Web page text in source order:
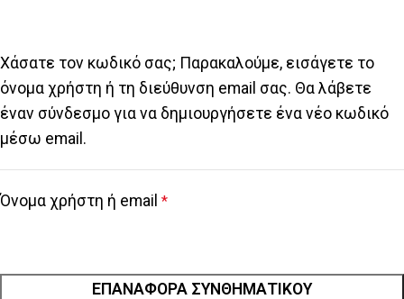
Χάσατε τον κωδικό σας; Παρακαλούμε, εισάγετε το
όνομα χρήστη ή τη διεύθυνση email σας. Θα λάβετε
έναν σύνδεσμο για να δημιουργήσετε ένα νέο κωδικό
μέσω email.
Όνομα χρήστη ή email *
ΕΠΑΝΑΦΟΡΆ ΣΥΝΘΗΜΑΤΙΚΟΎ